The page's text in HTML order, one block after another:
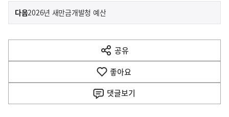
이
전
다
음
다음기
2026년 새만금개발청 예산
공유
열
기
좋아요
댓글보기